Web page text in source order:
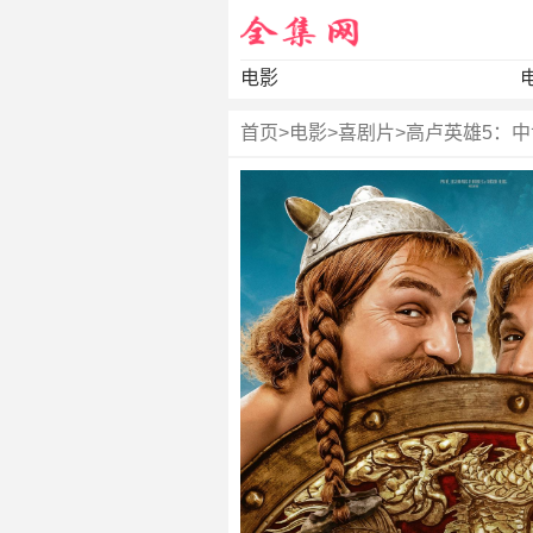
电影
首页>电影>喜剧片>高卢英雄5：